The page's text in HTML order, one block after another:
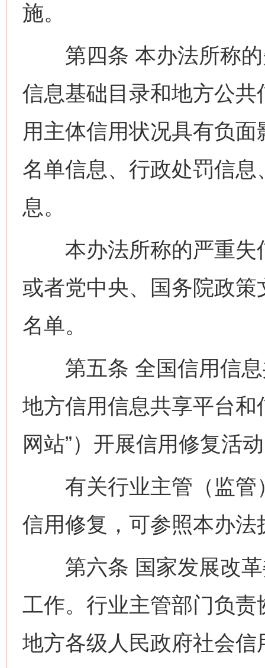
施。
第四条 本办法所称的
信息基础目录和地方公
用主体信用状况具有负
名单信息、行政处罚信
息。
本办法所称的严重失
或者党中央、国务院政
名单。
第五条 全国信用信息
地方信用信息共享平台和
网站”）开展信用修复活
有关行业主管（监管
信用修复，可参照本办法
第六条 国家发展改革
工作。行业主管部门负
地方各级人民政府社会